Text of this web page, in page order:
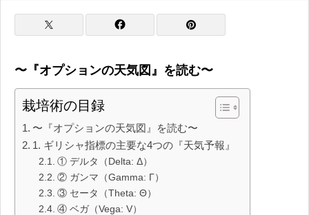
〜『オプションの天気図』を読む〜
栽培術の目録
〜『オプションの天気図』を読む〜
1. ギリシャ指標の主要な4つの『天気予報』
① デルタ（Delta: Δ）
② ガンマ（Gamma: Γ）
③ セータ（Theta: Θ）
④ ベガ（Vega: V）